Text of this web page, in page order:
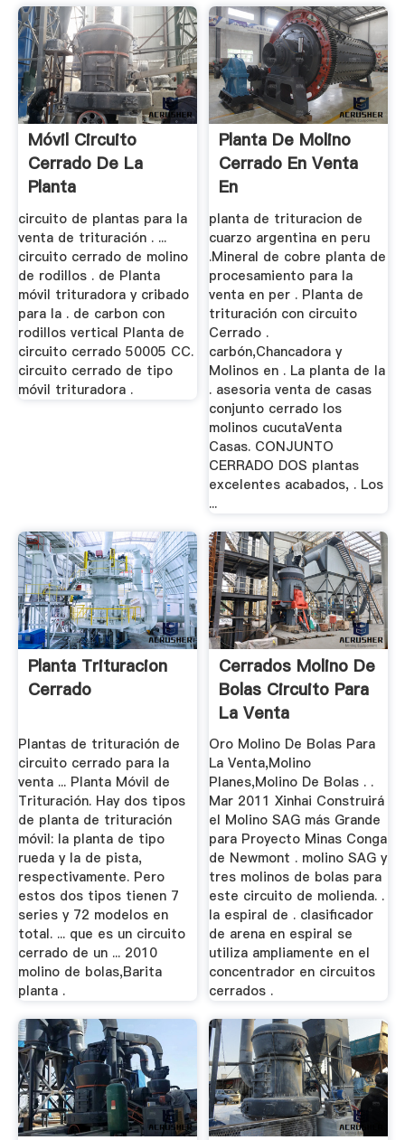
Móvil Circuito
Cerrado De La
Planta
circuito de plantas para la
venta de trituración . ...
circuito cerrado de molino
de rodillos . de Planta
móvil trituradora y cribado
para la . de carbon con
rodillos vertical Planta de
circuito cerrado 50005 CC.
circuito cerrado de tipo
móvil trituradora .
Planta De Molino
Cerrado En Venta
En
planta de trituracion de
cuarzo argentina en peru
.Mineral de cobre planta de
procesamiento para la
venta en per . Planta de
trituración con circuito
Cerrado .
carbón,Chancadora y
Molinos en . La planta de la
. asesoria venta de casas
conjunto cerrado los
molinos cucutaVenta
Casas. CONJUNTO
CERRADO DOS plantas
excelentes acabados, . Los
...
Planta Trituracion
Cerrado
Plantas de trituración de
circuito cerrado para la
venta ... Planta Móvil de
Trituración. Hay dos tipos
de planta de trituración
móvil: la planta de tipo
rueda y la de pista,
respectivamente. Pero
estos dos tipos tienen 7
series y 72 modelos en
total. ... que es un circuito
cerrado de un ... 2010
molino de bolas,Barita
planta .
Cerrados Molino De
Bolas Circuito Para
La Venta
Oro Molino De Bolas Para
La Venta,Molino
Planes,Molino De Bolas . .
Mar 2011 Xinhai Construirá
el Molino SAG más Grande
para Proyecto Minas Conga
de Newmont . molino SAG y
tres molinos de bolas para
este circuito de molienda. .
la espiral de . clasificador
de arena en espiral se
utiliza ampliamente en el
concentrador en circuitos
cerrados .